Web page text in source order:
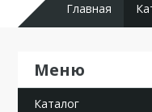
Главная
Каталог